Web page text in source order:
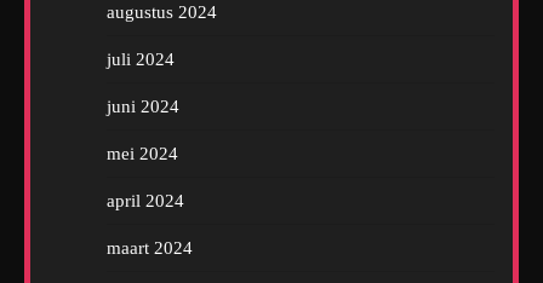
augustus 2024
juli 2024
juni 2024
mei 2024
april 2024
maart 2024